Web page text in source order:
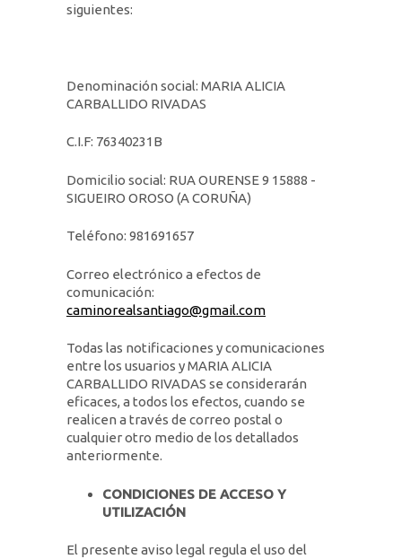
siguientes:
Denominación social: MARIA ALICIA
CARBALLIDO RIVADAS
C.I.F: 76340231B
Domicilio social: RUA OURENSE 9 15888 -
SIGUEIRO OROSO (A CORUÑA)
Teléfono: 981691657
Correo electrónico a efectos de
comunicación:
caminorealsantiago@gmail.com
Todas las notificaciones y comunicaciones
entre los usuarios y MARIA ALICIA
CARBALLIDO RIVADAS se considerarán
eficaces, a todos los efectos, cuando se
realicen a través de correo postal o
cualquier otro medio de los detallados
anteriormente.
CONDICIONES DE ACCESO Y
UTILIZACIÓN
El presente aviso legal regula el uso del